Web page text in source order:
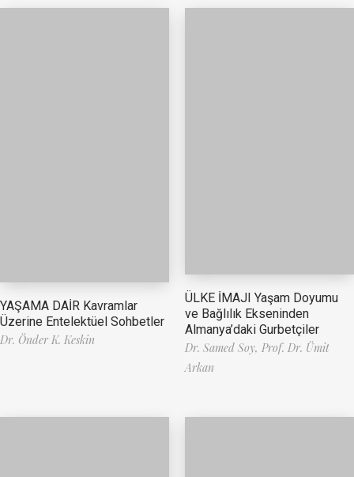
YAŞAMA DAİR Kavramlar
Üzerine Entelektüel Sohbetler
Dr. Önder K. Keskin
ÜLKE İMAJI Yaşam Doyumu
ve Bağlılık Ekseninden
Almanya’daki Gurbetçiler
Dr. Samed Soy, Prof. Dr. Ümit
Arkan